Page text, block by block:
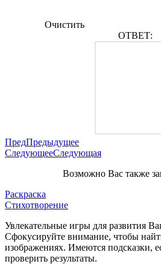
Очистить
ОТВЕТ:
ПредПредыдущее
СледующееСледующая
Возможно Вас также
Раскраска
Стихотворение
Увлекательные игры для развития
Сфокусируйте внимание, чтобы
изображениях. Имеются подсказки,
проверить результаты.